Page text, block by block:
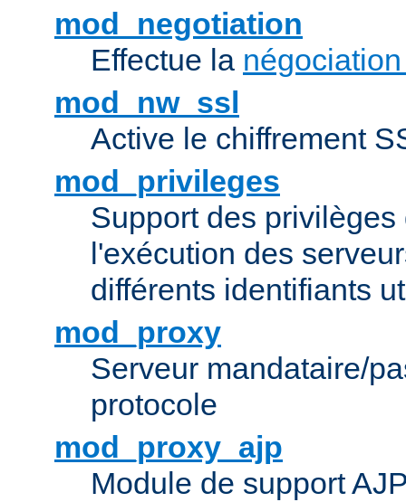
mod_negotiation
Effectue la
mod_nw_ssl
Active le chiffrement
mod_privileges
Support des
l'exécution des
différents identifiants
mod_proxy
Serveur mandataire/
protocole
mod_proxy_ajp
Module de support